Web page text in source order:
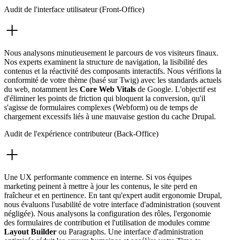
Audit de l'interface utilisateur (Front-Office)
Nous analysons minutieusement le parcours de vos visiteurs finaux.
Nos experts examinent la structure de navigation, la lisibilité des
contenus et la réactivité des composants interactifs. Nous vérifions la
conformité de votre thème (basé sur Twig) avec les standards actuels
du web, notamment les Core Web Vitals de Google. L'objectif est
d'éliminer les points de friction qui bloquent la conversion, qu'il
s'agisse de formulaires complexes (Webform) ou de temps de
chargement excessifs liés à une mauvaise gestion du cache Drupal.
Audit de l'expérience contributeur (Back-Office)
Une UX performante commence en interne. Si vos équipes
marketing peinent à mettre à jour les contenus, le site perd en
fraîcheur et en pertinence. En tant qu'expert audit ergonomie Drupal,
nous évaluons l'usabilité de votre interface d'administration (souvent
négligée). Nous analysons la configuration des rôles, l'ergonomie
des formulaires de contribution et l'utilisation de modules comme
Layout Builder ou Paragraphs. Une interface d'administration